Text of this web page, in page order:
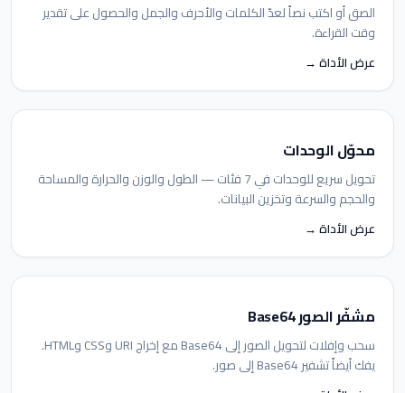
الصق أو اكتب نصاً لعدّ الكلمات والأحرف والجمل والحصول على تقدير
وقت القراءة.
عرض الأداة →
محوّل الوحدات
تحويل سريع للوحدات في 7 فئات — الطول والوزن والحرارة والمساحة
والحجم والسرعة وتخزين البيانات.
عرض الأداة →
مشفّر الصور Base64
سحب وإفلات لتحويل الصور إلى Base64 مع إخراج URI وCSS وHTML.
يفك أيضاً تشفير Base64 إلى صور.